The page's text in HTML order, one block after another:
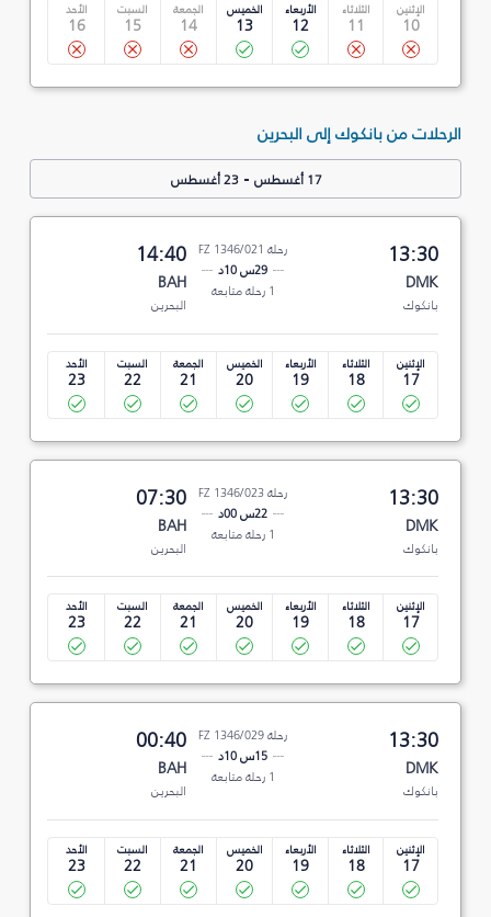
الإثنين
10
الثلاثاء
11
الأربعاء
12
الخميس
13
الجمعة
14
السبت
15
الأحد
16
الرحلات من بانكوك إلى البحرين
17 أغسطس -23 أغسطس
13:30
DMK
بانكوك
رحلة FZ 1346/021
29س 10د
1 رحلة متابعة
14:40
BAH
البحرين
الإثنين
17
الثلاثاء
18
الأربعاء
19
الخميس
20
الجمعة
21
السبت
22
الأحد
23
13:30
DMK
بانكوك
رحلة FZ 1346/023
22س 00د
1 رحلة متابعة
07:30
BAH
البحرين
الإثنين
17
الثلاثاء
18
الأربعاء
19
الخميس
20
الجمعة
21
السبت
22
الأحد
23
13:30
DMK
بانكوك
رحلة FZ 1346/029
15س 10د
1 رحلة متابعة
00:40
BAH
البحرين
الإثنين
17
الثلاثاء
18
الأربعاء
19
الخميس
20
الجمعة
21
السبت
22
الأحد
23